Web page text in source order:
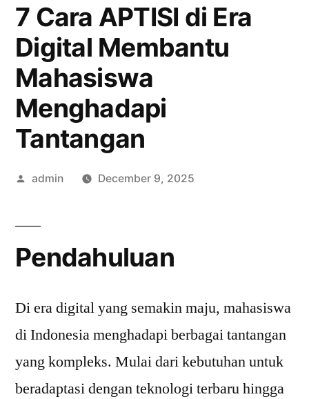
7 Cara APTISI di Era
Digital Membantu
Mahasiswa
Menghadapi
Tantangan
Posted
admin December 9, 2025
Pendahuluan
Di era digital yang semakin maju, mahasiswa
di Indonesia menghadapi berbagai tantangan
yang kompleks. Mulai dari kebutuhan untuk
beradaptasi dengan teknologi terbaru hingga